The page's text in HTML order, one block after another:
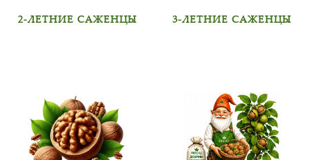
2-ЛЕТНИЕ САЖЕНЦЫ 3-ЛЕТНИЕ САЖЕНЦЫ